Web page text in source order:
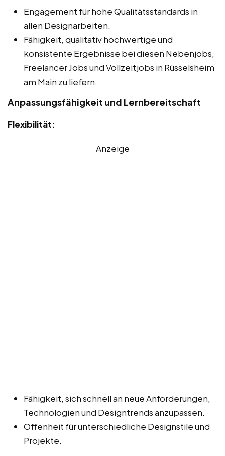
Engagement für hohe Qualitätsstandards in
allen Designarbeiten.
Fähigkeit, qualitativ hochwertige und
konsistente Ergebnisse bei diesen Nebenjobs,
Freelancer Jobs und Vollzeitjobs in Rüsselsheim
am Main zu liefern.
Anpassungsfähigkeit und Lernbereitschaft
Flexibilität:
Anzeige
Fähigkeit, sich schnell an neue Anforderungen,
Technologien und Designtrends anzupassen.
Offenheit für unterschiedliche Designstile und
Projekte.